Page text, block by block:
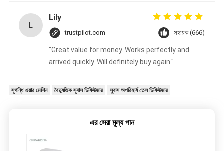
L
Lily
trustpilot.com সহায়ক (666)
"Great value for money. Works perfectly and
arrived quickly. Will definitely buy again."
সুগন্ধি এয়ার মেশিন বৈদ্যুতিক সুবাস ডিফিউজার সুবাস অপরিহার্য তেল ডিফিউজার
এর সেরা মূল্য পান